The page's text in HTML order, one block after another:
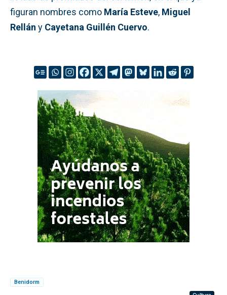
figuran nombres como María Esteve, Miguel
Rellán y Cayetana Guillén Cuervo.
Benidorm